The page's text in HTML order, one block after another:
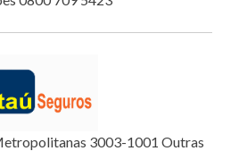
3003-1001 Outras